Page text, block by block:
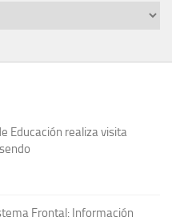
Educación realiza visita
Frontal: Información